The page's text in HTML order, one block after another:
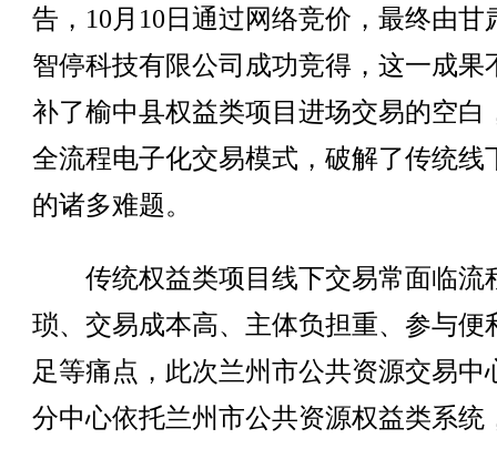
告，10月10日通过网络竞价，最终由甘
智停科技有限公司成功竞得，这一成果
补了榆中县权益类项目进场交易的空白
全流程电子化交易模式，破解了传统线
的诸多难题。
传统权益类项目线下交易常面临流
琐、交易成本高、主体负担重、参与便
足等痛点，此次兰州市公共资源交易中
分中心依托兰州市公共资源权益类系统